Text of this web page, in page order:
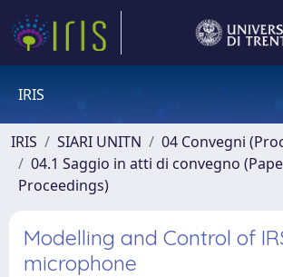
IRIS
IRIS SIARI UNITN
04 Convegni
04.1 Saggio in atti di convegno
Proceedings)
Modelling and Control of
microphone